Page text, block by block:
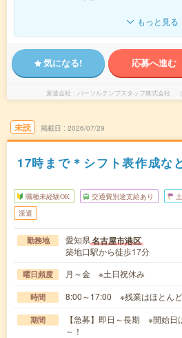
もっと見る
気になる! 応募へ進む
派遣会社 パーソルテンプスタッフ株式会社 （
未読 掲載日 2026/07/29
17時まで＊シフト表作成な
職種未経験OK 交通費別途支給あり
派遣
勤務地 愛知県名古屋市港区
築地口駅から徒歩17分
曜日頻度 月～金 ※土日祝休み
時間 8:00～17:00 ※残業はほとんど
期間
【急募】即日～長期 ※開始
～！